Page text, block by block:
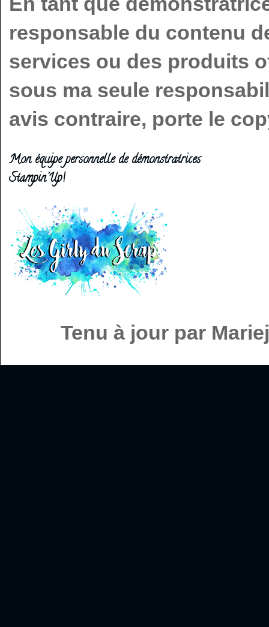
responsable du contenu
services ou des produits
sous ma seule
avis contraire, porte le
Mon équipe personnelle de démonstratrices
Stampin'Up!
Tenu à jour par